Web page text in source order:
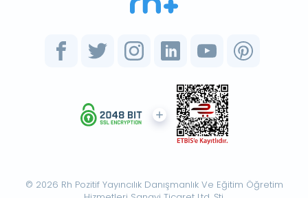
© 2026 Rh Pozitif Yayıncılık Danışmanlık Ve Eğitim Öğretim